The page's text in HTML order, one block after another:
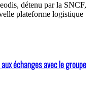
détenu par la SNCF,
plateforme logistique
aux échanges avec le groupe